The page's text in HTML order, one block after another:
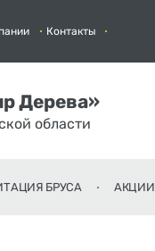
Контакты
Дерева»
области
БРУСА АКЦИИ